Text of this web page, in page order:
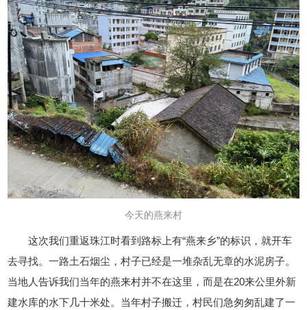
今天的燕来村
这次我们重返珠江时看到路标上有“燕来乡”的标识，就开车
去寻找。一路土石烟尘，村子已经是一堆杂乱无章的水泥房子。
当地人告诉我们当年的燕来村并不在这里，而是在20来公里外新
建水库的水下几十米处。当年村子搬迁，村民们急匆匆乱建了一